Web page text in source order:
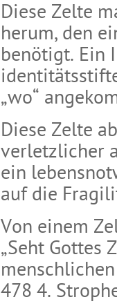
Diese Zelte
herum, den
benötigt. Ein
„wo“
Diese Zelte
verletzlicher
ein
auf die
Von einem
„Seht Gottes
478 4.